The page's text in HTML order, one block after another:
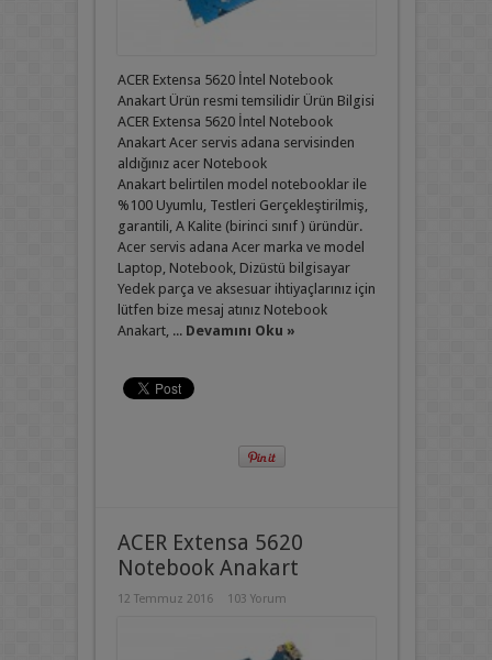
ACER Extensa 5620 İntel Notebook
Anakart Ürün resmi temsilidir Ürün Bilgisi
ACER Extensa 5620 İntel Notebook
Anakart Acer servis adana servisinden
aldığınız acer Notebook
Anakart belirtilen model notebooklar ile
%100 Uyumlu, Testleri Gerçekleştirilmiş,
garantili, A Kalite (birinci sınıf ) üründür.
Acer servis adana Acer marka ve model
Laptop, Notebook, Dizüstü bilgisayar
Yedek parça ve aksesuar ihtiyaçlarınız için
lütfen bize mesaj atınız Notebook
Anakart, ... Devamını Oku »
ACER Extensa 5620
Notebook Anakart
12 Temmuz 2016 103 Yorum